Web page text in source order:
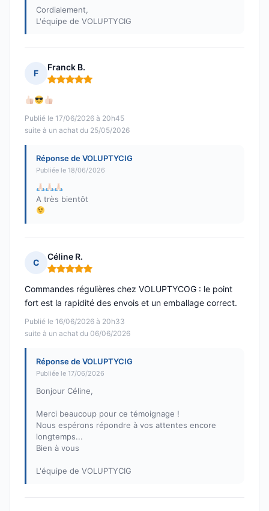
Cordialement,
L'équipe de VOLUPTYCIG
F
Franck B.
Note : 5 sur 5
Publié le 17/06/2026 à 20h45
suite à un achat du 25/05/2026
Réponse de VOLUPTYCIG
Publiée le 18/06/2026
A très bientôt
C
Céline R.
Note : 5 sur 5
Publié le 16/06/2026 à 20h33
suite à un achat du 06/06/2026
Commandes régulières chez VOLUPTYCOG : le point
fort est la rapidité des envois et un emballage correct.
Réponse de VOLUPTYCIG
Publiée le 17/06/2026
Bonjour Céline,
Merci beaucoup pour ce témoignage !
Nous espérons répondre à vos attentes encore
longtemps...
Bien à vous
L'équipe de VOLUPTYCIG